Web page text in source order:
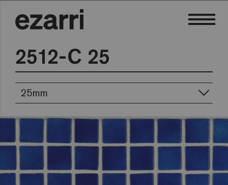
2512-C 25
25mm